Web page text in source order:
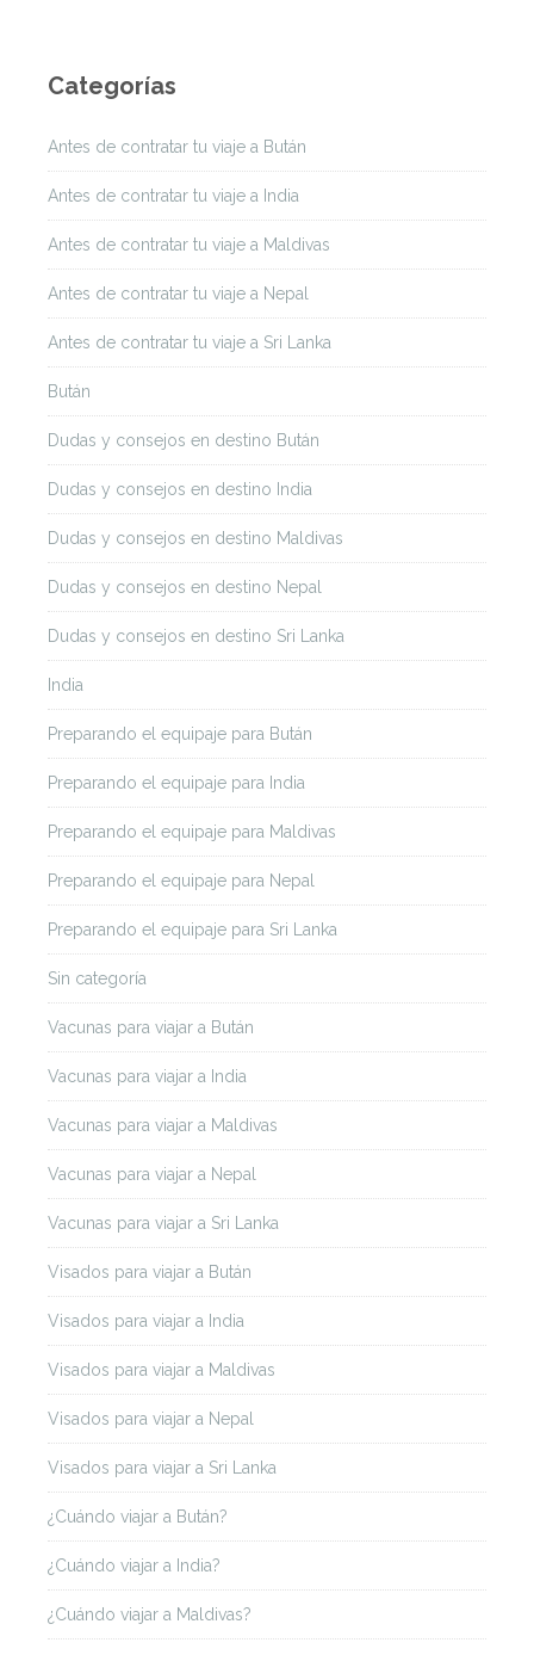
Categorías
Antes de contratar tu viaje a Bután
Antes de contratar tu viaje a India
Antes de contratar tu viaje a Maldivas
Antes de contratar tu viaje a Nepal
Antes de contratar tu viaje a Sri Lanka
Bután
Dudas y consejos en destino Bután
Dudas y consejos en destino India
Dudas y consejos en destino Maldivas
Dudas y consejos en destino Nepal
Dudas y consejos en destino Sri Lanka
India
Preparando el equipaje para Bután
Preparando el equipaje para India
Preparando el equipaje para Maldivas
Preparando el equipaje para Nepal
Preparando el equipaje para Sri Lanka
Sin categoría
Vacunas para viajar a Bután
Vacunas para viajar a India
Vacunas para viajar a Maldivas
Vacunas para viajar a Nepal
Vacunas para viajar a Sri Lanka
Visados para viajar a Bután
Visados para viajar a India
Visados para viajar a Maldivas
Visados para viajar a Nepal
Visados para viajar a Sri Lanka
¿Cuándo viajar a Bután?
¿Cuándo viajar a India?
¿Cuándo viajar a Maldivas?